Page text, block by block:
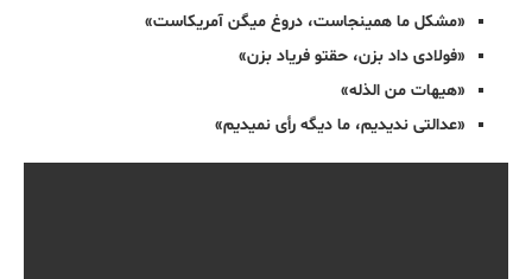
«مشکل ما همینجاست، دروغ میگن آمریکاست»
«فولادی داد بزن، حقتو فریاد بزن»
«هیهات من الذله»
«عدالتی ندیدیم، ما دیگه رأی نمیدیم»